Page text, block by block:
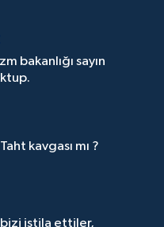
bakanlığı sayın
kavgası mı ?
bizi istila ettiler,